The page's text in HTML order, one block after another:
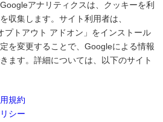
アナリティクスは、クッキーを利
収集します。サイト利用者は、
プトアウト アドオン」をインストール
を変更することで、Googleによる情報
ます。詳細については、以下のサイト
規約
シー